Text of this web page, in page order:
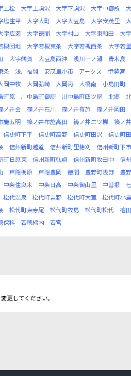
上松 大字上駒沢 大字下駒沢 大字中御所
塩生甲 大字大町 大字大豆島 大字安茂里
字広瀬 大字徳間 大字村山 大字東和田 大
槻団地 大字若槻東条 大字若槻西条 大字若里
大字鶴賀 大豆島西沖 浅川一ノ瀬 青木島
条 浅川福岡 安茂里小市 アークス 伊勢宮
岡中牧 大岡弘崎 大岡丙 大橋南 小島田町
町原 川中島町御厨 川中島町四ツ屋 北郷
ノ井会 篠ノ井石川 篠ノ井有旅 篠ノ井岡田
施五明 篠ノ井布施高田 篠ノ井二ツ柳 篠ノ
信更町下平 信更町高野 信更町田沢 信更町
信州新町越道 信州新町里穂刈 信州新町下
町日原東 信州新町弘崎 信州新町牧田中 信
戸隠栃原 戸隠豊岡 徳間 豊野町浅野 豊
中条住良木 中条日高 中条御山里 中曽根
松代温泉 松代町岩野 松代町大室 松代町小
松代町東寺尾 松代町牧島 松代町松代 檀田
保科 若穂綿内 若宮
更してください。